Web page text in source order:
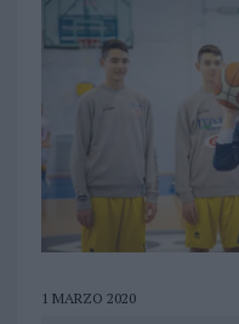
1 MARZO 2020